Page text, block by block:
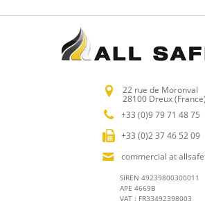
22 rue de Moronval
28100 Dreux (France)
+33 (0)9 79 71 48 75
+33 (0)2 37 46 52 09
commercial at
SIREN 49239800300011
APE 4669B
VAT : FR33492398003